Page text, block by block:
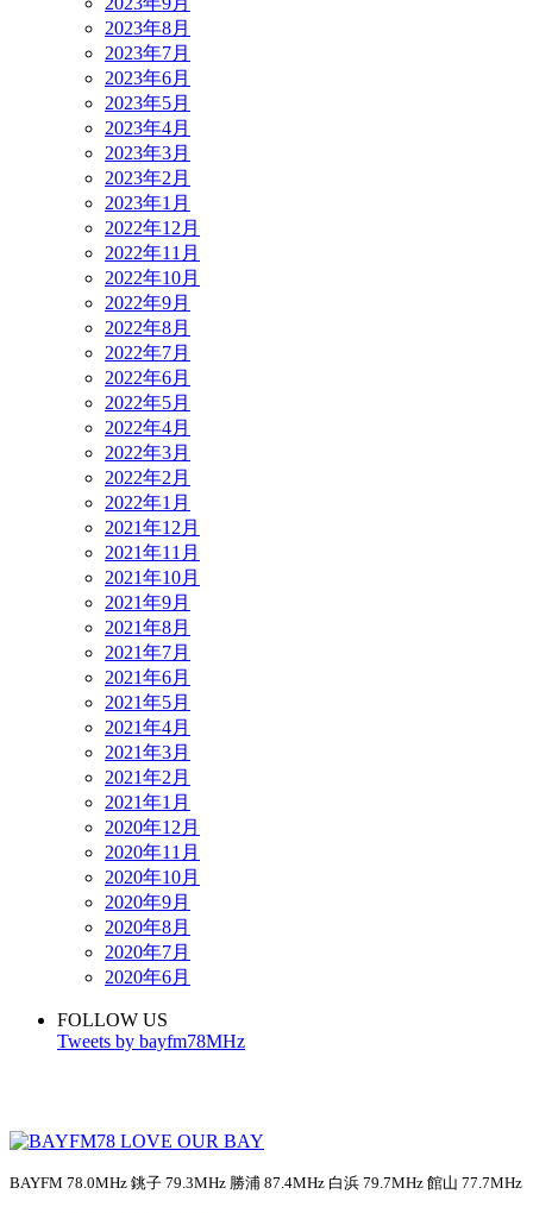
2023年8月
2023年7月
2023年6月
2023年5月
2023年4月
2023年3月
2023年2月
2023年1月
2022年12月
2022年11月
2022年10月
2022年9月
2022年8月
2022年7月
2022年6月
2022年5月
2022年4月
2022年3月
2022年2月
2022年1月
2021年12月
2021年11月
2021年10月
2021年9月
2021年8月
2021年7月
2021年6月
2021年5月
2021年4月
2021年3月
2021年2月
2021年1月
2020年12月
2020年11月
2020年10月
2020年9月
2020年8月
2020年7月
2020年6月
FOLLOW US
Tweets by bayfm78MHz
BAYFM 78.0MHz 銚子 79.3MHz 勝浦 87.4MHz 白浜 79.7MHz 館山 77.7MHz